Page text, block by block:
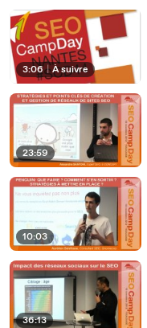
3:06 | À suivre
23:59
10:03
36:13